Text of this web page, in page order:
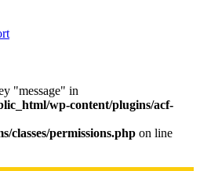
"message" in
wp-content/plugins/acf-
classes/permissions.php on line